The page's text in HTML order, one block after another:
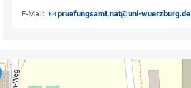
E-Mail: pruefungsamt.nat@uni-wuerzburg.de